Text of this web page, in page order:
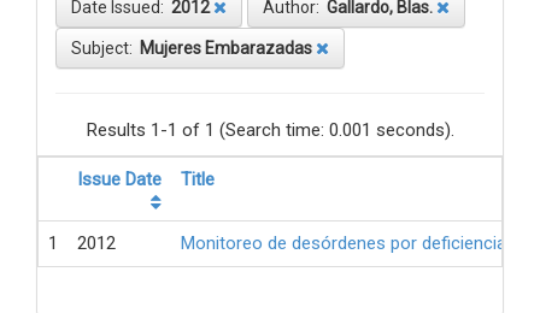
Date Issued: 2012 Author: Gallardo, Blas.
Subject: Mujeres Embarazadas
Results 1-1 of 1 (Search time: 0.001 seconds).
Issue Date Title
1 2012 Monitoreo de desórdenes por deficiencia